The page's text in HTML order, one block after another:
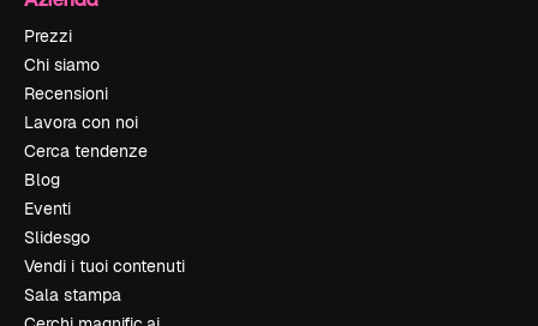
Prezzi
Chi siamo
Recensioni
Lavora con noi
Cerca tendenze
Blog
Eventi
Slidesgo
Vendi i tuoi contenuti
Sala stampa